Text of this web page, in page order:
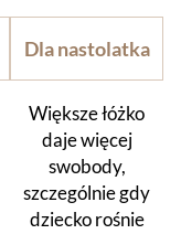
Dla nastolatka
Większe łóżko
daje więcej
swobody,
szczególnie gdy
dziecko rośnie